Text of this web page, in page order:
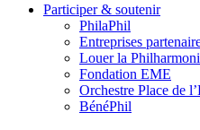
Participer & soutenir
PhilaPhil
Entreprises
Louer la
Fondation EME
Orchestre Place de
BénéPhil